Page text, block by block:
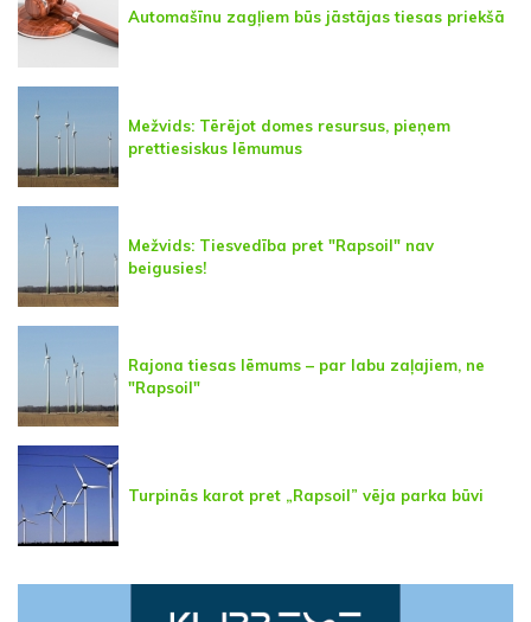
Automašīnu zagļiem būs jāstājas tiesas priekšā
Mežvids: Tērējot domes resursus, pieņem
prettiesiskus lēmumus
Mežvids: Tiesvedība pret "Rapsoil" nav
beigusies!
Rajona tiesas lēmums – par labu zaļajiem, ne
"Rapsoil"
Turpinās karot pret „Rapsoil” vēja parka būvi